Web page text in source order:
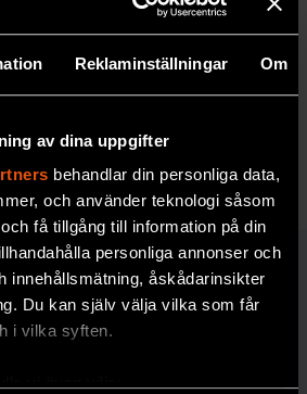
Reklaminställningar Om
av dina uppgifter
behandlar din personliga data,
och använder teknologi såsom
få tillgång till information på din
personliga annonser och
innehållsmätning, åskådarinsikter
Du kan själv välja vilka som får
i vilka syften.
kometernas
Rickmanpresenterar en ny